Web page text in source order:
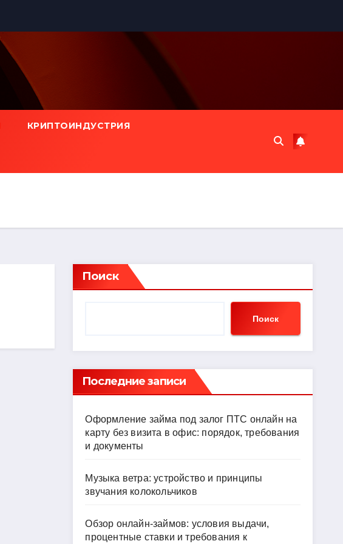
КРИПТОИНДУСТРИЯ
Поиск
Поиск
Последние записи
Оформление займа под залог ПТС онлайн на
карту без визита в офис: порядок, требования
и документы
Музыка ветра: устройство и принципы
звучания колокольчиков
Обзор онлайн-займов: условия выдачи,
процентные ставки и требования к